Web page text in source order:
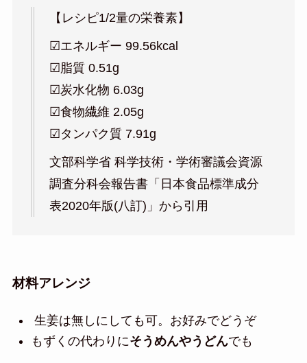
【レシピ1/2量の栄養素】
☑︎エネルギー 99.56kcal
☑︎脂質 0.51g
☑︎炭水化物 6.03g
☑︎食物繊維 2.05g
☑︎タンパク質 7.91g
文部科学省 科学技術・学術審議会資源
調査分科会報告書「日本食品標準成分
表2020年版(八訂)」から引用
材料アレンジ
生姜は無しにしても可。お好みでどうぞ
もずくの代わりにそうめんやうどんでも